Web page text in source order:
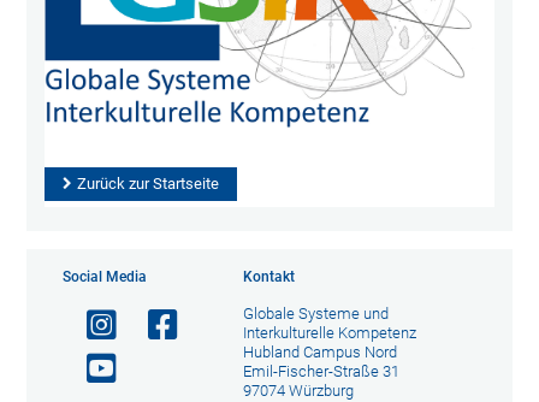
Zurück zur Startseite
Social Media Kontakt
Globale Systeme und
Interkulturelle Kompetenz
Hubland Campus Nord
Emil-Fischer-Straße 31
97074 Würzburg